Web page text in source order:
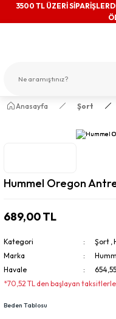
3500 TL ÜZERİ
Anasayfa Şort
Hummel Oregon
689,00 TL
Kategori Şort ,
Marka
Havale
*70,52 TL den başlayan
Beden Tablosu